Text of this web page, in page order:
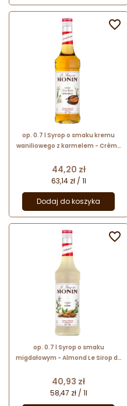
op. 0.7 l Syrop o smaku kremu
waniliowego z karmelem - Crème
butelka
Cena
44,20 zł
63,14 zł / 1l
Dodaj do koszyka

op. 0.7 l Syrop o smaku
migdałowym - Almond Le Sirop de
Cena
40,93 zł
58,47 zł / 1l
